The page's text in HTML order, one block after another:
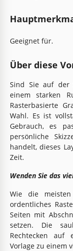
Geeignet für.
Über diese
Sind Sie auf der
einem starken
Rasterbasierte
Wahl. Es ist
Gebrauch, es
persönliche
handelt, dieses
Zeit.
Wenden Sie das
Wie die
ordentliches
Seiten mit
setzen. Die
Rechtecken auf
Vorlage zu einem